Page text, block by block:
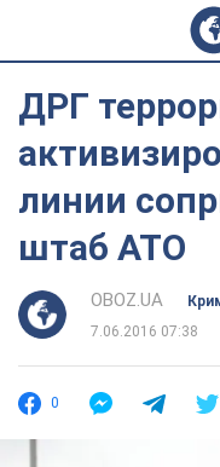
ДРГ
линии
штаб АТО
OBOZ.UA
7.06.2016 07:38
0